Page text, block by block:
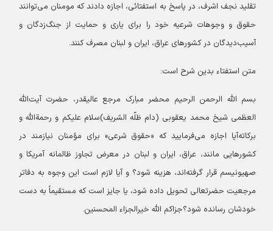
تقلید نجف اشرف، در پاسخ به استفتائی، اجازه دادند که مومنان می‌توانند
حقوق و وجوهات شرعیه خود را برای یاری و حمایت از جنگ‌زدگان و
آسیب‌دیدگان در کشورهای عراق، ایران و لبنان مصرف کنند.
متن استفتاء بدین شرح است:
بسم الله الرحمن الرحيممحضر مبارک مرجع عالیقدر، حضرت آیت‌الله
العظمی شیخ محمد یعقوبی (دام ظلّه الشریف)سلام علیکم و رحمة‌الله و
برکاتهآیا اجازه می‌فرمایید که «حقوق شرعی» برای مؤمنان نیازمند در
کشورهایی مانند، عراق، ایران و لبنان در معرض تجاوز ظالمانه آمریکا و
صهیونیسم قرار گرفته‌اند، هزینه شود؟ و آیا لازم است این وجوه به دفاتر
مرجعیت حضرتعالی تحویل داده شود، یا جایز است که مستقیماً به دست
خودشان رسانده شود؟جزاكم الله خيرالجزاء المحسنين.